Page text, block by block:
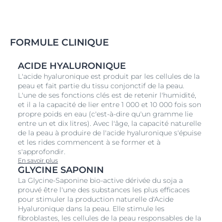
FORMULE CLINIQUE
ACIDE HYALURONIQUE
L'acide hyaluronique est produit par les cellules de la
peau et fait partie du tissu conjonctif de la peau.
L'une de ses fonctions clés est de retenir l'humidité,
et il a la capacité de lier entre 1 000 et 10 000 fois son
propre poids en eau (c'est-à-dire qu'un gramme lie
entre un et dix litres). Avec l'âge, la capacité naturelle
de la peau à produire de l'acide hyaluronique s'épuise
et les rides commencent à se former et à
s'approfondir.
En savoir plus
GLYCINE SAPONIN
La Glycine-Saponine bio-active dérivée du soja a
prouvé être l'une des substances les plus efficaces
pour stimuler la production naturelle d'Acide
Hyaluronique dans la peau. Elle stimule les
fibroblastes, les cellules de la peau responsables de la